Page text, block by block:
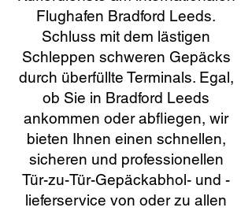
Flughafen Bradford Leeds.
Schluss mit dem lästigen
Schleppen schweren Gepäcks
durch überfüllte Terminals. Egal,
ob Sie in Bradford Leeds
ankommen oder abfliegen, wir
bieten Ihnen einen schnellen,
sicheren und professionellen
Tür-zu-Tür-Gepäckabhol- und -
lieferservice von oder zu allen